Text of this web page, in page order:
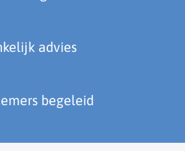
advies
begeleid